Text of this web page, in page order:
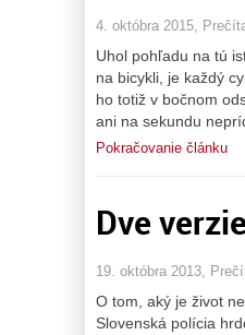
4. októbra 2015,
Uhol pohľadu na tú
na bicykli, je každý
ho totiž v bočnom
ani na sekundu
Pokračovanie článku
Dve
19. októbra 2013,
O tom, aký je život
Slovenská polícia